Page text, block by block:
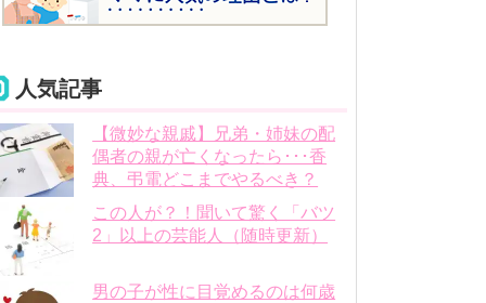
人気記事
【微妙な親戚】兄弟・姉妹の配
偶者の親が亡くなったら･･･香
典、弔電どこまでやるべき？
この人が？！聞いて驚く「バツ
2」以上の芸能人（随時更新）
男の子が性に目覚めるのは何歳